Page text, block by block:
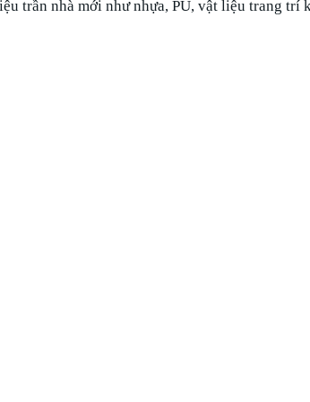
trần nhà mới như nhựa, PU, vật liệu trang trí